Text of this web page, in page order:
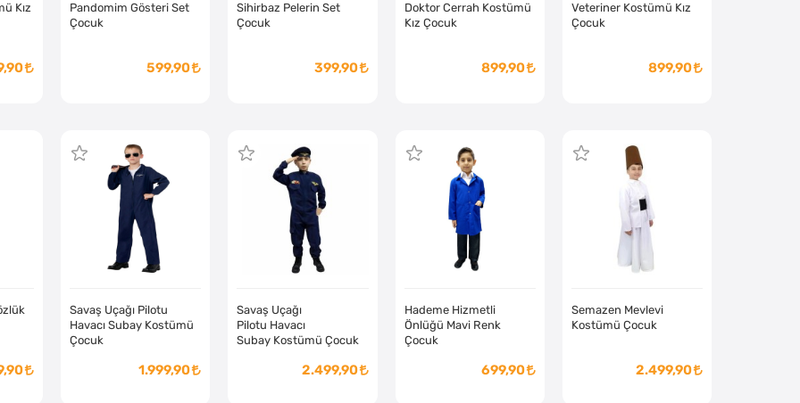
Kız
Pandomim Gösteri Set
Çocuk
599,90
Sihirbaz Pelerin Set
Çocuk
399,90
Doktor Cerrah Kostümü
Kız Çocuk
899,90
Veteriner Kostümü Kız
Çocuk
899,90
Savaş Uçağı Pilotu
Havacı Subay Kostümü
Çocuk
1.999,90
Savaş Uçağı
Pilotu Havacı
Subay Kostümü Çocuk
2.499,90
Hademe Hizmetli
Önlüğü Mavi Renk
Çocuk
699,90
Semazen Mevlevi
Kostümü Çocuk
2.499,90